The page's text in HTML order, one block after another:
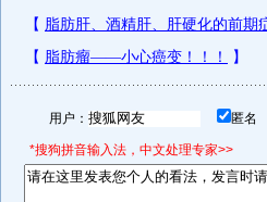
用户： 匿名
*搜狗拼音输入法，中文处理专家>>